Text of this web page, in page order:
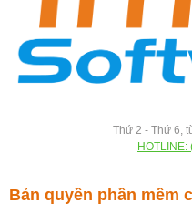
Thứ 2 - Thứ 6,
HOTLINE:
Bản quyền phần mềm